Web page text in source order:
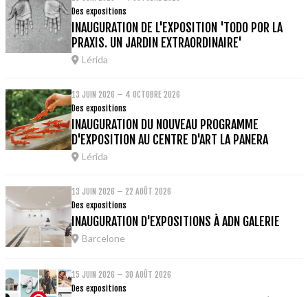
Des expositions
INAUGURATION DE L'EXPOSITION 'TODO POR LA
PRAXIS. UN JARDIN EXTRAORDINAIRE'
Lérida
13 JUIN 2026 – 4 OCTOBRE 2026
Des expositions
INAUGURATION DU NOUVEAU PROGRAMME
D'EXPOSITION AU CENTRE D'ART LA PANERA
Lérida
13 JUIN 2026 – 22 AOÛT 2026
Des expositions
INAUGURATION D'EXPOSITIONS À ADN GALERIE
Barcelone
15 JUIN 2026 – 30 AOÛT 2026
Des expositions